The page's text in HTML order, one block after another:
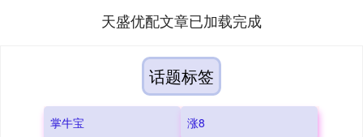
天盛优配文章已加载完成
话题标签
掌牛宝 涨8